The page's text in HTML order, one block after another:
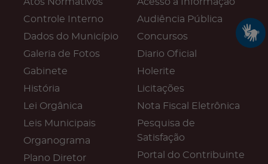
Atos Normativos
Controle Interno
Dados do Município
Galeria de Fotos
Gabinete
História
Lei Orgânica
Leis Municipais
Organograma
Plano Diretor
Acesso à Informação
Audiência Pública
Concursos
Diario Oficial
Holerite
Licitações
Nota Fiscal Eletrônica
Pesquisa de
Satisfação
Portal do Contribuinte